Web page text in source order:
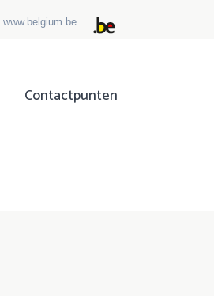
www.belgium.be
Contactpunten